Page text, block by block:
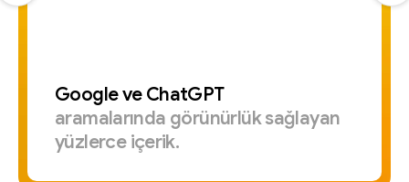
GoogleveChatGPT
aramalarında görünürlüksağlayan
yüzlerceiçerik.